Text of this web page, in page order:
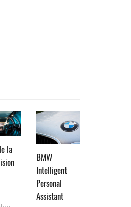
la
BMW
Intelligent
Personal
Assistant